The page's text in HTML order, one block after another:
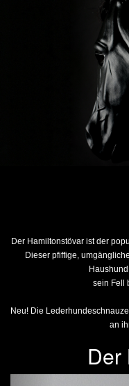
Der Hamiltonstövar ist der
Dieser pfiffige,
sein Fell
Neu! Die
an
Der